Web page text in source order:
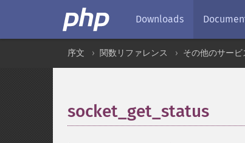
Downloads
序文 関数リファレンス その他のサービ
socket_get_status